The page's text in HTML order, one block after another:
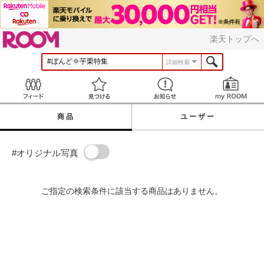
楽天トップへ
詳細検索
見つける お知らせ
商品 ユーザー
#オリジナル写真
ご指定の検索条件に該当する商品はありません。